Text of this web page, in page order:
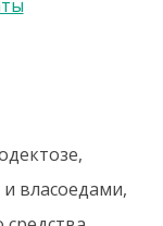
власоедами,